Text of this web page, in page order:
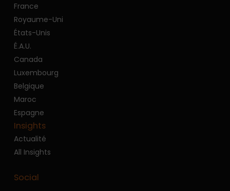
France
Royaume-Uni
États-Unis
É.A.U.
Canada
Luxembourg
Belgique
Maroc
Espagne
Insights
Actualité
All Insights
Social